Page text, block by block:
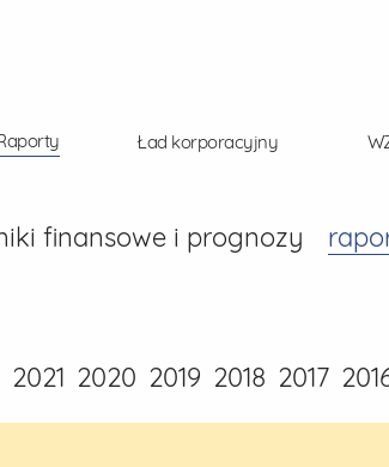
Ład korporacyjny
finansowe i prognozy
2021 2020 2019 2018 2017